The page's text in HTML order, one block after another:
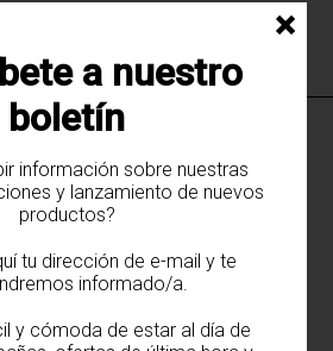
×
a nuestro
boletín
información sobre nuestras
y lanzamiento de nuevos
productos?
tu dirección de e-mail y te
informado/a.
y cómoda de estar al día de
SculpBy NOSE-
CUT